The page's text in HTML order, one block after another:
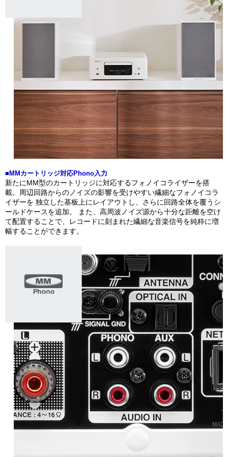
■MMカートリッジ対応Phono入力
新たにMM型のカートリッジに対応するフォノイコライザーを搭
載。周辺回路からのノイズの影響を受けやすい繊細なフォノイコラ
イザーを 独立した基板上にレイアウトし、さらに回路全体を覆うシ
ールドケースを追加。 また、高周波ノイズ源から十分な距離を空け
て配置することで、レコードに刻まれた繊細な音楽信号を純粋に増
幅することができます。